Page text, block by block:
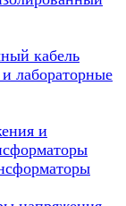
кабель
лабораторные
и